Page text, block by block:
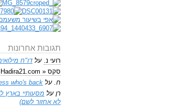
תגובות אחרונות
רועי נ. עלדו"ח מילואים
סקס « Hadira21.com
ח.על who's back?
רןעל מסעותיי בארץ
לא אחזור לשם)